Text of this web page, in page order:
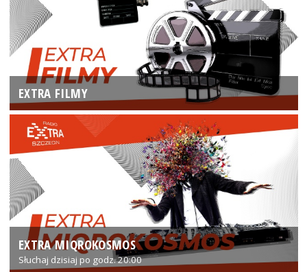
EXTRA FILMY
EXTRA MIQROKOSMOS
Słuchaj dzisiaj po godz. 20:00